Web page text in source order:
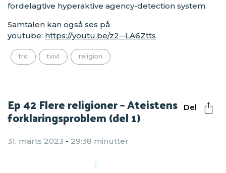
fordelagtive hyperaktive agency-detection system.
Samtalen kan også ses på
youtube: https://youtu.be/z2--LA6Ztts
tro tvivl religion
Del
Ep 42 Flere religioner – Ateistens
forklaringsproblem (del 1)
31. marts 2023 - 29:38 minutter